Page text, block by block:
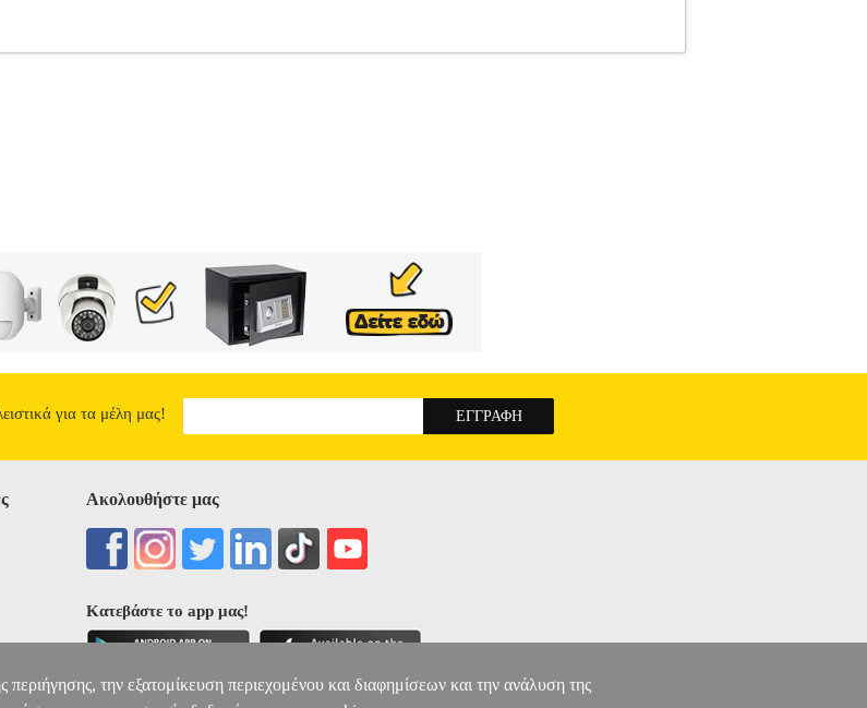
για τα μέλη μας!
Ακολουθήστε μας
Κατεβάστε το app μας!
περιήγησης, την εξατομίκευση περιεχομένου και διαφημίσεων και την ανάλυση της